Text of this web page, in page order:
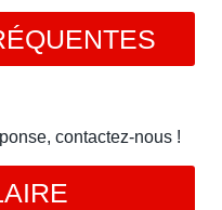
contactez-nous !